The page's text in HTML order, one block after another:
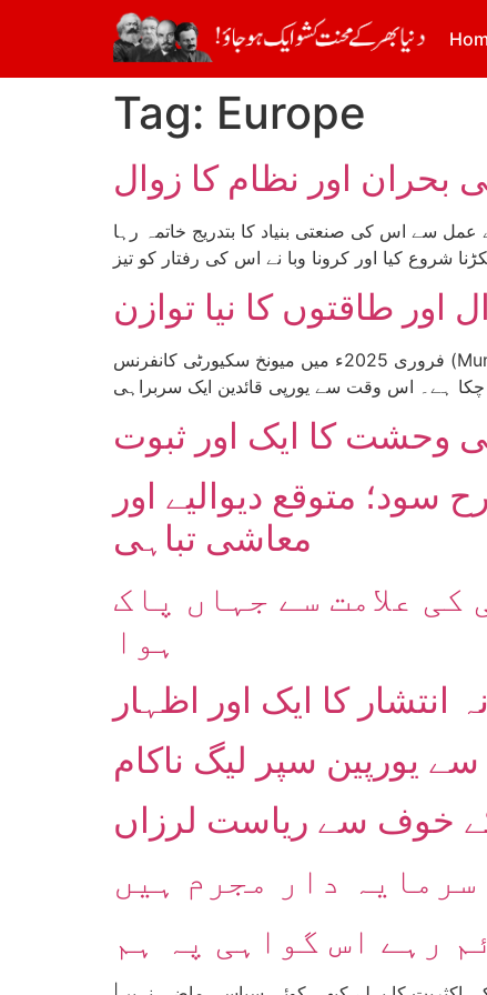
Tag: Europe
بحران اور نظام کا زوال
سے اس کی صنعتی بنیاد کا بتدریج خاتمہ رہا
طاقتوں کا نیا توازن
فروری 2025ء میں میونخ سکیورٹی کانفرنس (Munich Security Conference) میں امریکی نائب صدر جے ڈی وینس کے خطاب کو چھ ہفتے گزر چکے ہیں۔ اس کانفرنس
وحشت کا ایک اور ثبوت
سود؛ متوقع دیوالیے اور
معاشی تباہی
علامت سے جہاں پاک
ہوا
کا ایک اور اظہار
یورپین سپر لیگ ناکام
خوف سے ریاست لرزاں